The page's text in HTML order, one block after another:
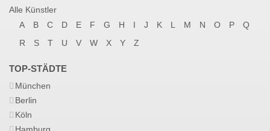
Alle Künstler
A
B C D E F G H I J K L M N O P
Q
R
S T U V W X Y Z
TOP-STÄDTE
München
Berlin
Köln